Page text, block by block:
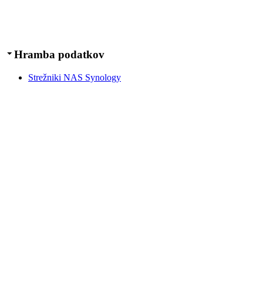
Hramba podatkov
Strežniki NAS Synology